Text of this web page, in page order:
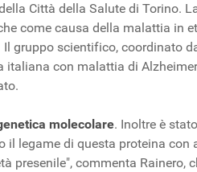
Città della Salute di Torino.
come causa della malattia in
gruppo scientifico, coordinato
con malattia di
molecolare. Inoltre è
legame di questa proteina
presenile", commenta